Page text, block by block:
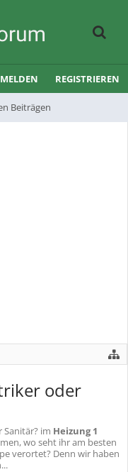
Beiträgen
REGISTRIEREN
oder
im Heizung 1
wo seht ihr am besten
verortet? Denn wir haben